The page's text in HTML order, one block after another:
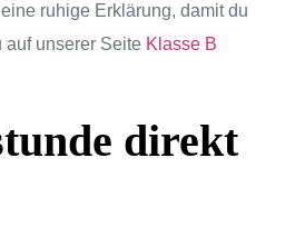
ruhige Erklärung, damit du
auf unserer Seite Klasse B
direkt